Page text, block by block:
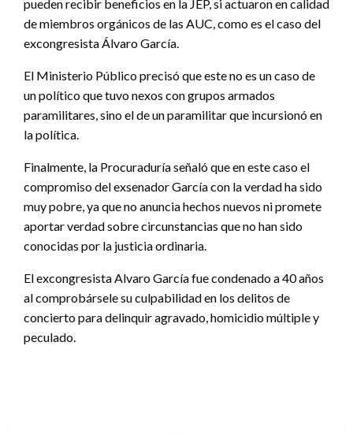
pueden recibir beneficios en la JEP, si actuaron en calidad
de miembros orgánicos de las AUC, como es el caso del
excongresista Álvaro García.
El Ministerio Público precisó que este no es un caso de
un político que tuvo nexos con grupos armados
paramilitares, sino el de un paramilitar que incursionó en
la política.
Finalmente, la Procuraduría señaló que en este caso el
compromiso del exsenador García con la verdad ha sido
muy pobre, ya que no anuncia hechos nuevos ni promete
aportar verdad sobre circunstancias que no han sido
conocidas por la justicia ordinaria.
El excongresista Alvaro García fue condenado a 40 años
al comprobársele su culpabilidad en los delitos de
concierto para delinquir agravado, homicidio múltiple y
peculado.